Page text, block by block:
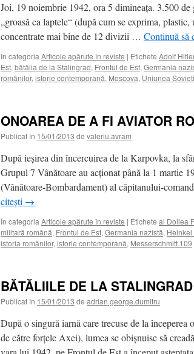
Joi, 19 noiembrie 1942, ora 5 dimineaţa. 3.500
„groasă ca laptele“ (după cum se exprima,
concentrate mai bine de 12 divizii … Continuă să
În categoria Articole apărute în reviste | Etichete Adolf Hitler
Est, bătălia de la Stalingrad, Frontul de Est, Germania
românilor, istorie contemporană, Moscova, Uniunea
ONOAREA DE A FI AVIATOR
Publicat în 15/01/2013 de valeriu.avram
După ieşirea din încercuirea de la Karpovka, la
Grupul 7 Vânătoare au acţionat până la 1
(Vânătoare-Bombardament) al căpitanului-
citești →
În categoria Articole apărute în reviste | Etichete al Doilea
militară română, Frontul de Est, Germania nazistă, Heinkel
istoria românilor, istorie contemporană, Messerschmitt 109
BĂTĂLIILE DE LA
Publicat în 15/01/2013 de adrian.george.dumitru
După o singură iarnă care trecuse de la
de către forţele Axei), lumea se obişnuise să